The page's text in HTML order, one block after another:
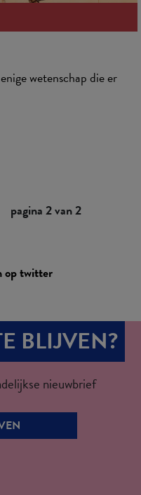
wetenschap die er
pagina 2 van 2
op twitter
BLIJVEN?
nieuwbrief